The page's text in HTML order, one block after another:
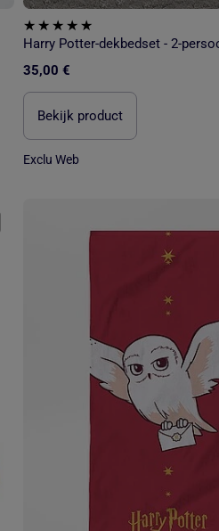
Harry Potter-dekbedset - 2-
35,00 €
Bekijk product
Exclu Web